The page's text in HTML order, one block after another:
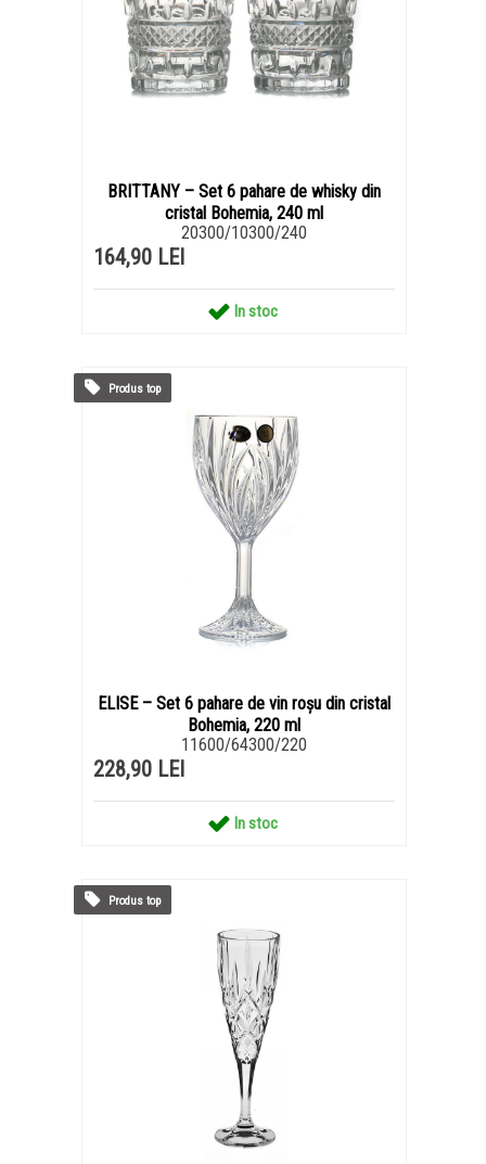
BRITTANY – Set 6 pahare de whisky din
cristal Bohemia, 240 ml
20300/10300/240
164,90 LEI
In stoc
ELISE – Set 6 pahare de vin roșu din cristal
Bohemia, 220 ml
11600/64300/220
228,90 LEI
In stoc
Produs top
Produs top